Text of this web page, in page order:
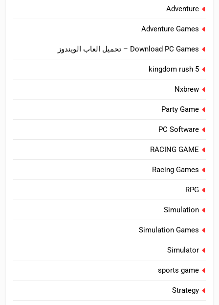
Adventure
Adventure Games
Download PC Games – تحميل العاب الويندوز
kingdom rush 5
Nxbrew
Party Game
PC Software
RACING GAME
Racing Games
RPG
Simulation
Simulation Games
Simulator
sports game
Strategy